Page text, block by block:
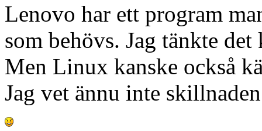
Lenovo har ett program
som behövs. Jag tänkte
Men Linux kanske också
Jag vet ännu inte